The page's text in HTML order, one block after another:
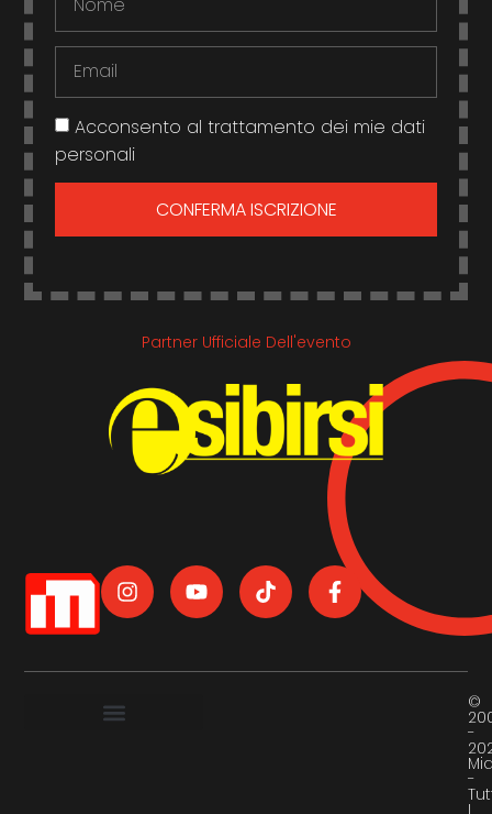
Acconsento al trattamento dei mie dati
personali
CONFERMA ISCRIZIONE
Partner Ufficiale Dell'evento
©
-
-